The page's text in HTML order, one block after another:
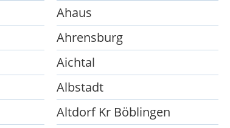
Ahaus
Ahrensburg
Aichtal
Albstadt
Altdorf Kr Böblingen